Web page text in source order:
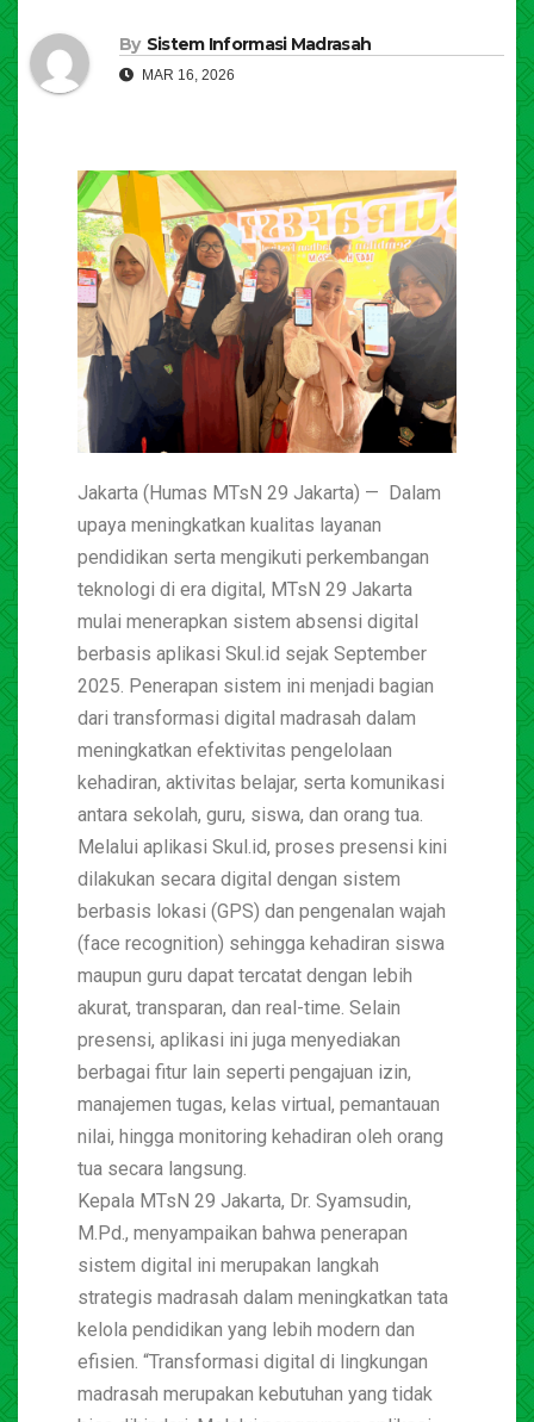
By Sistem Informasi Madrasah
MAR 16, 2026
Jakarta (Humas MTsN 29 Jakarta) — Dalam
upaya meningkatkan kualitas layanan
pendidikan serta mengikuti perkembangan
teknologi di era digital, MTsN 29 Jakarta
mulai menerapkan sistem absensi digital
berbasis aplikasi Skul.id sejak September
2025. Penerapan sistem ini menjadi bagian
dari transformasi digital madrasah dalam
meningkatkan efektivitas pengelolaan
kehadiran, aktivitas belajar, serta komunikasi
antara sekolah, guru, siswa, dan orang tua.
Melalui aplikasi Skul.id, proses presensi kini
dilakukan secara digital dengan sistem
berbasis lokasi (GPS) dan pengenalan wajah
(face recognition) sehingga kehadiran siswa
maupun guru dapat tercatat dengan lebih
akurat, transparan, dan real-time. Selain
presensi, aplikasi ini juga menyediakan
berbagai fitur lain seperti pengajuan izin,
manajemen tugas, kelas virtual, pemantauan
nilai, hingga monitoring kehadiran oleh orang
tua secara langsung.
Kepala MTsN 29 Jakarta, Dr. Syamsudin,
M.Pd., menyampaikan bahwa penerapan
sistem digital ini merupakan langkah
strategis madrasah dalam meningkatkan tata
kelola pendidikan yang lebih modern dan
efisien. “Transformasi digital di lingkungan
madrasah merupakan kebutuhan yang tidak